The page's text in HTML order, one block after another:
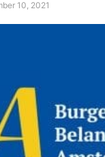
10, 2021